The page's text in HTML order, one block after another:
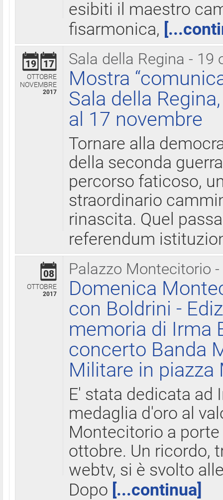
esibiti il maestro
fisarmonica,
Sala della Regina - 19
19 17
OTTOBRE
NOVEMBRE
2017
Mostra
Sala della
al 17 novembre
Tornare alla
della seconda
percorso faticoso,
straordinario
rinascita. Quel
referendum
Palazzo Montecitorio
08
OTTOBRE
2017
Domenica
con Boldrini -
memoria di Irma
concerto Banda
Militare in
E' stata dedicata ad
medaglia d'oro al
Montecitorio a
ottobre. Un ricordo,
webtv, si è svolto
Dopo [...continua]